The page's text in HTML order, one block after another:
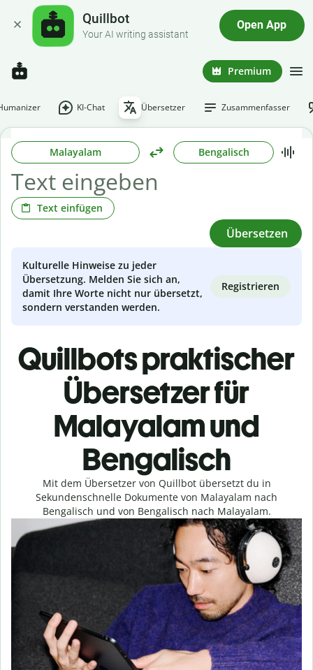
Quillbot
Your AI writing assistant
Open App
Premium
KI-Chat Übersetzer Zusammenfasser
Malayalam Bengalisch
Text einfügen
Übersetzen
Kulturelle Hinweise zu jeder
Übersetzung. Melden Sie sich an,
damit Ihre Worte nicht nur übersetzt,
sondern verstanden werden.
Registrieren
Quillbots praktischer
Übersetzer für
Malayalam und
Bengalisch
Mit dem Übersetzer von Quillbot übersetzt du in
Sekundenschnelle Dokumente von Malayalam nach
Bengalisch und von Bengalisch nach Malayalam.